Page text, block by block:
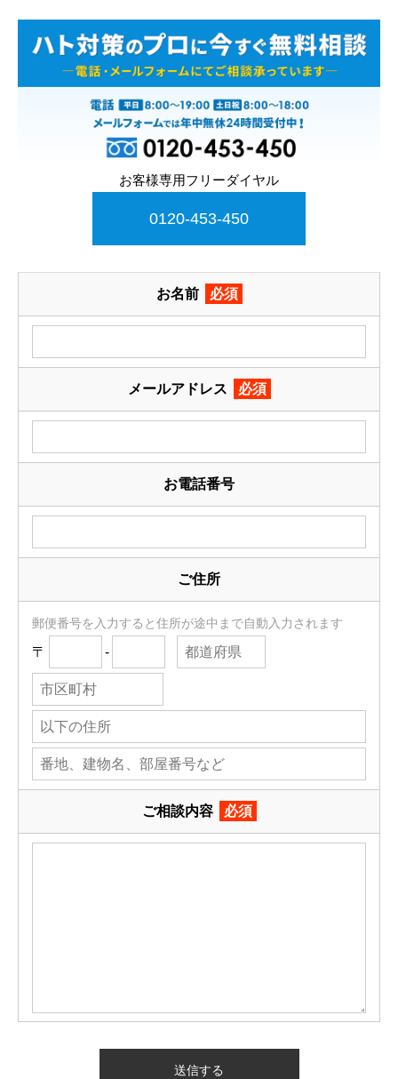
お客様専用フリーダイヤル
0120-453-450
お名前 必須
メールアドレス 必須
お電話番号
ご住所
郵便番号を入力すると住所が途中まで自動入力されます
〒 -
ご相談内容 必須